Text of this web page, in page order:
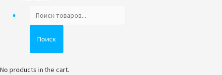
товаров
Поиск
No products in the cart.